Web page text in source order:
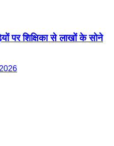
पर शिक्षिका से लाखों के सोने